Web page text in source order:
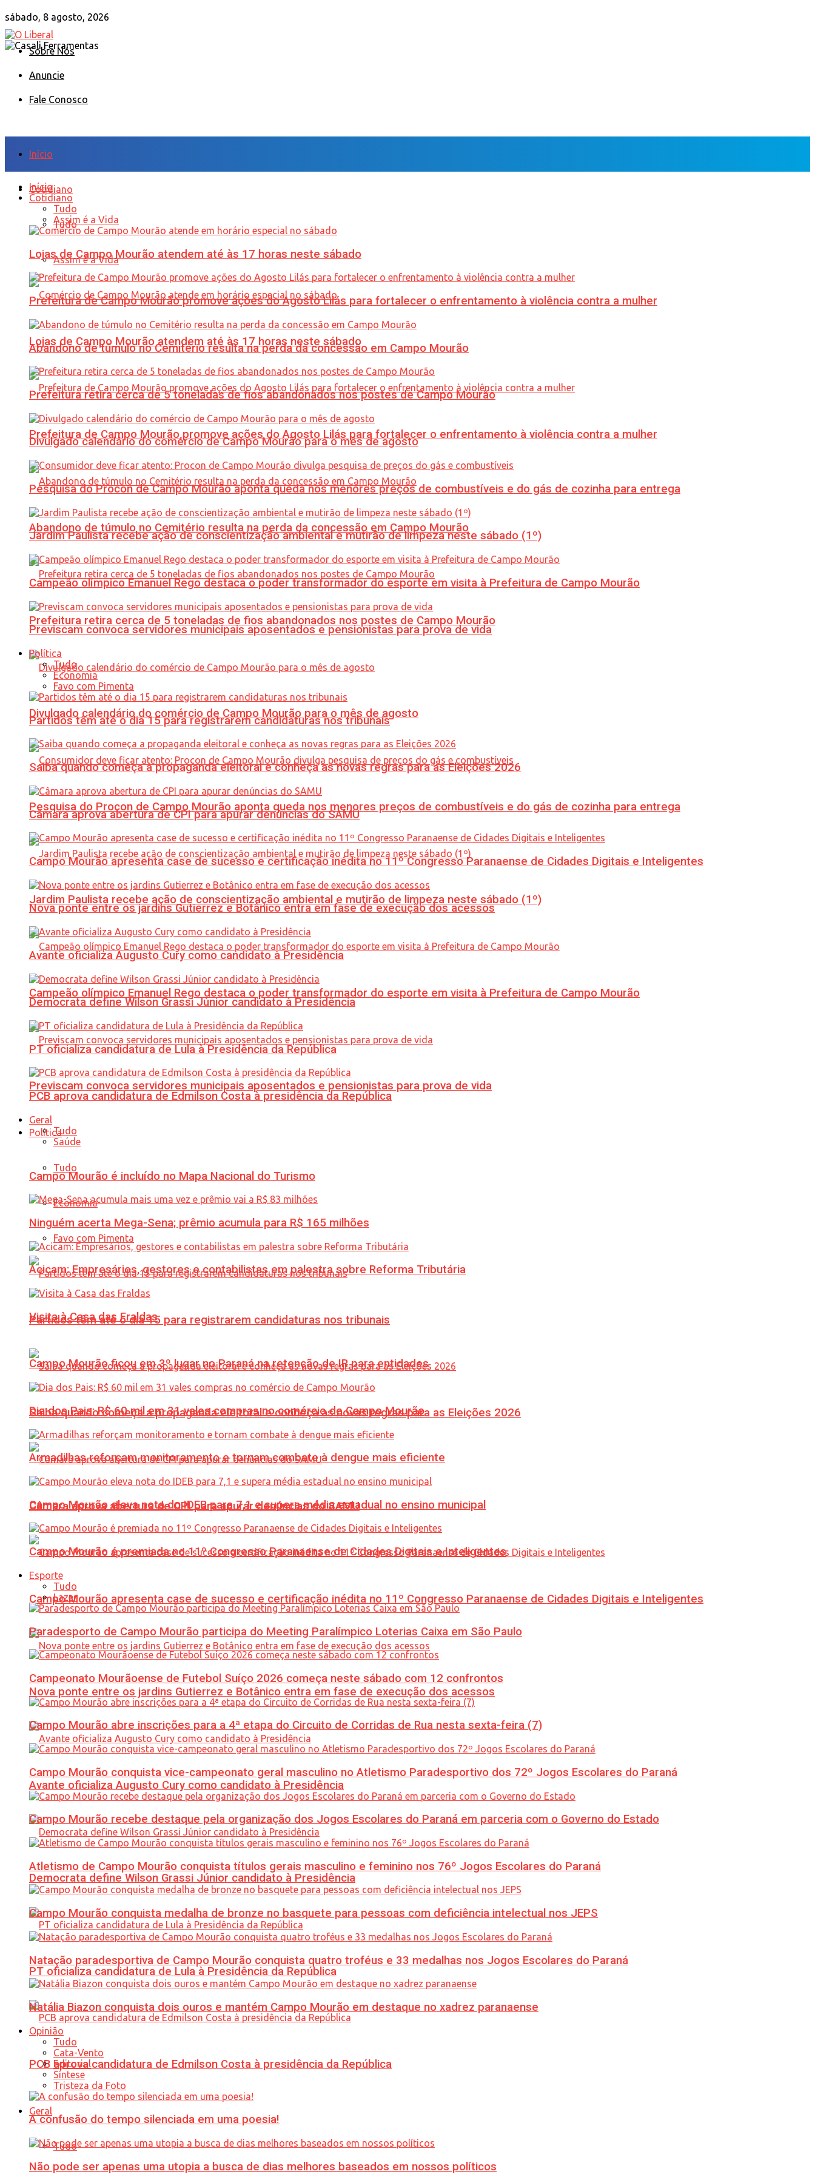
sábado, 8 agosto, 2026
Sobre Nós
Anuncie
Fale Conosco
Início
Cotidiano
Tudo
Assim é a Vida
Lojas de Campo Mourão atendem até às 17 horas neste sábado
Prefeitura de Campo Mourão promove ações do Agosto Lilás para fortalecer o enfrentamento à violência contra a mulher
Abandono de túmulo no Cemitério resulta na perda da concessão em Campo Mourão
Prefeitura retira cerca de 5 toneladas de fios abandonados nos postes de Campo Mourão
Divulgado calendário do comércio de Campo Mourão para o mês de agosto
Pesquisa do Procon de Campo Mourão aponta queda nos menores preços de combustíveis e do gás de cozinha para entrega
Jardim Paulista recebe ação de conscientização ambiental e mutirão de limpeza neste sábado (1º)
Campeão olímpico Emanuel Rego destaca o poder transformador do esporte em visita à Prefeitura de Campo Mourão
Previscam convoca servidores municipais aposentados e pensionistas para prova de vida
Política
Tudo
Economia
Favo com Pimenta
Partidos têm até o dia 15 para registrarem candidaturas nos tribunais
Saiba quando começa a propaganda eleitoral e conheça as novas regras para as Eleições 2026
Câmara aprova abertura de CPI para apurar denúncias do SAMU
Campo Mourão apresenta case de sucesso e certificação inédita no 11º Congresso Paranaense de Cidades Digitais e Inteligentes
Nova ponte entre os jardins Gutierrez e Botânico entra em fase de execução dos acessos
Avante oficializa Augusto Cury como candidato à Presidência
Democrata define Wilson Grassi Júnior candidato à Presidência
PT oficializa candidatura de Lula à Presidência da República
PCB aprova candidatura de Edmilson Costa à presidência da República
Geral
Tudo
Início
Cotidiano
Tudo
Assim é a Vida
Lojas de Campo Mourão atendem até às 17 horas neste sábado
Prefeitura de Campo Mourão promove ações do Agosto Lilás para fortalecer o enfrentamento à violência contra a mulher
Abandono de túmulo no Cemitério resulta na perda da concessão em Campo Mourão
Prefeitura retira cerca de 5 toneladas de fios abandonados nos postes de Campo Mourão
Divulgado calendário do comércio de Campo Mourão para o mês de agosto
Pesquisa do Procon de Campo Mourão aponta queda nos menores preços de combustíveis e do gás de cozinha para entrega
Jardim Paulista recebe ação de conscientização ambiental e mutirão de limpeza neste sábado (1º)
Campeão olímpico Emanuel Rego destaca o poder transformador do esporte em visita à Prefeitura de Campo Mourão
Previscam convoca servidores municipais aposentados e pensionistas para prova de vida
Política
Tudo
Economia
Favo com Pimenta
Partidos têm até o dia 15 para registrarem candidaturas nos tribunais
Saiba quando começa a propaganda eleitoral e conheça as novas regras para as Eleições 2026
Câmara aprova abertura de CPI para apurar denúncias do SAMU
Campo Mourão apresenta case de sucesso e certificação inédita no 11º Congresso Paranaense de Cidades Digitais e Inteligentes
Nova ponte entre os jardins Gutierrez e Botânico entra em fase de execução dos acessos
Avante oficializa Augusto Cury como candidato à Presidência
Democrata define Wilson Grassi Júnior candidato à Presidência
PT oficializa candidatura de Lula à Presidência da República
PCB aprova candidatura de Edmilson Costa à presidência da República
Geral
Tudo
Saúde
Campo Mourão é incluído no Mapa Nacional do Turismo
Ninguém acerta Mega-Sena; prêmio acumula para R$ 165 milhões
Acicam: Empresários, gestores e contabilistas em palestra sobre Reforma Tributária
Visita à Casa das Fraldas
Campo Mourão ficou em 3º lugar no Paraná na retenção de IR para entidades
Dia dos Pais: R$ 60 mil em 31 vales compras no comércio de Campo Mourão
Armadilhas reforçam monitoramento e tornam combate à dengue mais eficiente
Campo Mourão eleva nota do IDEB para 7,1 e supera média estadual no ensino municipal
Campo Mourão é premiada no 11º Congresso Paranaense de Cidades Digitais e Inteligentes
Esporte
Tudo
Lazer
Paradesporto de Campo Mourão participa do Meeting Paralímpico Loterias Caixa em São Paulo
Campeonato Mourãoense de Futebol Suíço 2026 começa neste sábado com 12 confrontos
Campo Mourão abre inscrições para a 4ª etapa do Circuito de Corridas de Rua nesta sexta-feira (7)
Campo Mourão conquista vice-campeonato geral masculino no Atletismo Paradesportivo dos 72º Jogos Escolares do Paraná
Campo Mourão recebe destaque pela organização dos Jogos Escolares do Paraná em parceria com o Governo do Estado
Atletismo de Campo Mourão conquista títulos gerais masculino e feminino nos 76º Jogos Escolares do Paraná
Campo Mourão conquista medalha de bronze no basquete para pessoas com deficiência intelectual nos JEPS
Natação paradesportiva de Campo Mourão conquista quatro troféus e 33 medalhas nos Jogos Escolares do Paraná
Natália Biazon conquista dois ouros e mantém Campo Mourão em destaque no xadrez paranaense
Opinião
Tudo
Cata-Vento
Editorial
Síntese
Tristeza da Foto
A confusão do tempo silenciada em uma poesia!
Não pode ser apenas uma utopia a busca de dias melhores baseados em nossos políticos